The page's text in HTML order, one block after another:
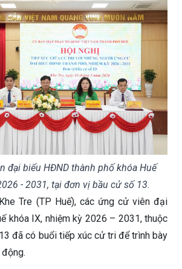
đại biểu HĐND thành phố khóa Huế
- 2031, tại đơn vị bầu cử số 13.
Tre (TP Huế), các ứng cử viên đại
khóa IX, nhiệm kỳ 2026 – 2031, thuộc
đã có buổi tiếp xúc cử tri để trình bày